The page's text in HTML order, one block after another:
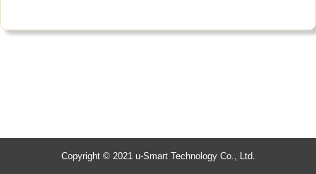
Copyright © 2021 u-Smart Technology Co., Ltd.